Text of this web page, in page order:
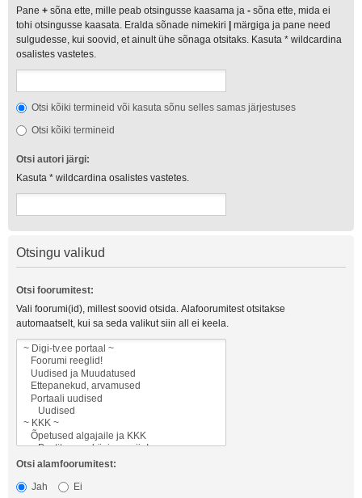
Pane + sõna ette, mille peab otsingusse kaasama ja - sõna ette, mida ei
tohi otsingusse kaasata. Eralda sõnade nimekiri
märgiga ja pane need
sulgudesse, kui soovid, et ainult ühe sõnaga otsitaks. Kasuta * wildcardina
osalistes vastetes.
Otsi kõiki termineid või kasuta sõnu selles samas järjestuses
Otsi kõiki termineid
Otsi autori järgi:
Kasuta * wildcardina osalistes vastetes.
Otsingu valikud
Otsi foorumitest:
Vali foorumi(id), millest soovid otsida. Alafoorumitest otsitakse
automaatselt, kui sa seda valikut siin all ei keela.
Otsi alamfoorumitest:
Jah
Ei